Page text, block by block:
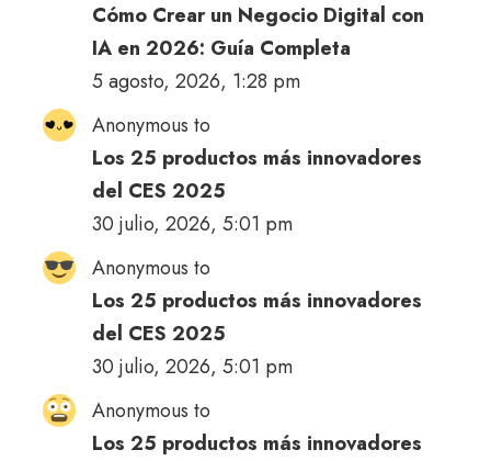
Cómo Crear un Negocio Digital con
IA en 2026: Guía Completa
5 agosto, 2026, 1:28 pm
Anonymous to
Los 25 productos más innovadores
del CES 2025
30 julio, 2026, 5:01 pm
Anonymous to
Los 25 productos más innovadores
del CES 2025
30 julio, 2026, 5:01 pm
Anonymous to
Los 25 productos más innovadores